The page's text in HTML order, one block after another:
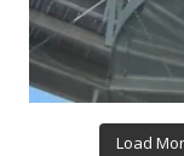
Load